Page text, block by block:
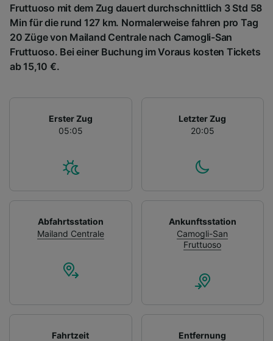
Fruttuoso mit dem Zug dauert durchschnittlich 3 Std 58
Min für die rund 127 km. Normalerweise fahren pro Tag
20 Züge von Mailand Centrale nach Camogli-San
Fruttuoso. Bei einer Buchung im Voraus kosten Tickets
ab 15,10 €.
Erster Zug
05:05
Letzter Zug
20:05
Abfahrtsstation
Mailand Centrale
Ankunftsstation
Camogli-San
Fruttuoso
Fahrtzeit
Entfernung